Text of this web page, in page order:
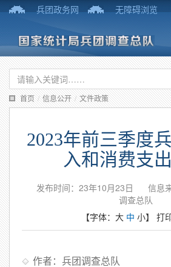
兵团政务网 无障碍浏览
首页 / 信息公开 / 文件政策
2023年前三季度
入和消费支
发布时间：23年10月23日 信息
调查总队
【字体： 大 中 小】 打
作者：兵团调查总队